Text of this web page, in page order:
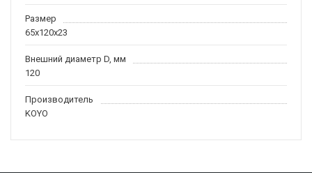
Размер
65x120x23
Внешний диаметр D, мм
120
Производитель
KOYO